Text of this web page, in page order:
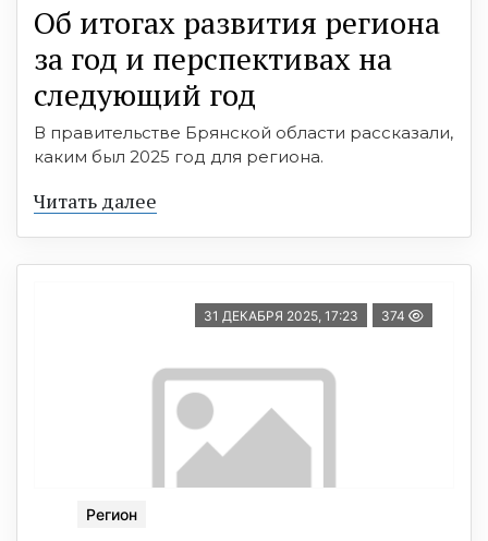
Об итогах развития региона
за год и перспективах на
следующий год
В правительстве Брянской области рассказали,
каким был 2025 год для региона.
Читать далее
31 ДЕКАБРЯ 2025, 17:23 374
Регион